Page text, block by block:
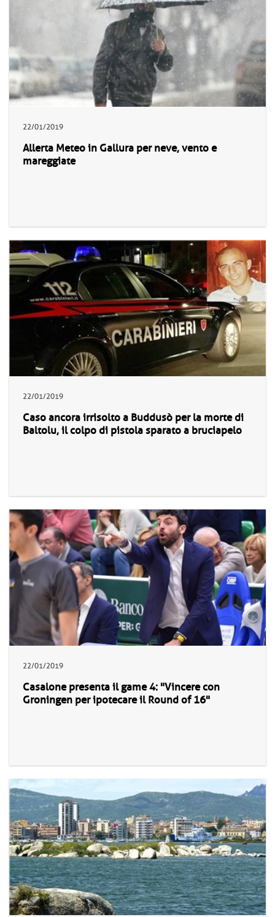
22/01/2019
Allerta Meteo in Gallura per neve, vento e
mareggiate
22/01/2019
Caso ancora irrisolto a Buddusò per la morte di
Baltolu, il colpo di pistola sparato a bruciapelo
22/01/2019
Casalone presenta il game 4: "Vincere con
Groningen per ipotecare il Round of 16"